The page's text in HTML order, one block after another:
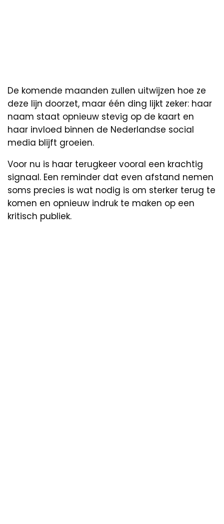
De komende maanden zullen uitwijzen hoe ze
deze lijn doorzet, maar één ding lijkt zeker: haar
naam staat opnieuw stevig op de kaart en
haar invloed binnen de Nederlandse social
media blijft groeien.
Voor nu is haar terugkeer vooral een krachtig
signaal. Een reminder dat even afstand nemen
soms precies is wat nodig is om sterker terug te
komen en opnieuw indruk te maken op een
kritisch publiek.